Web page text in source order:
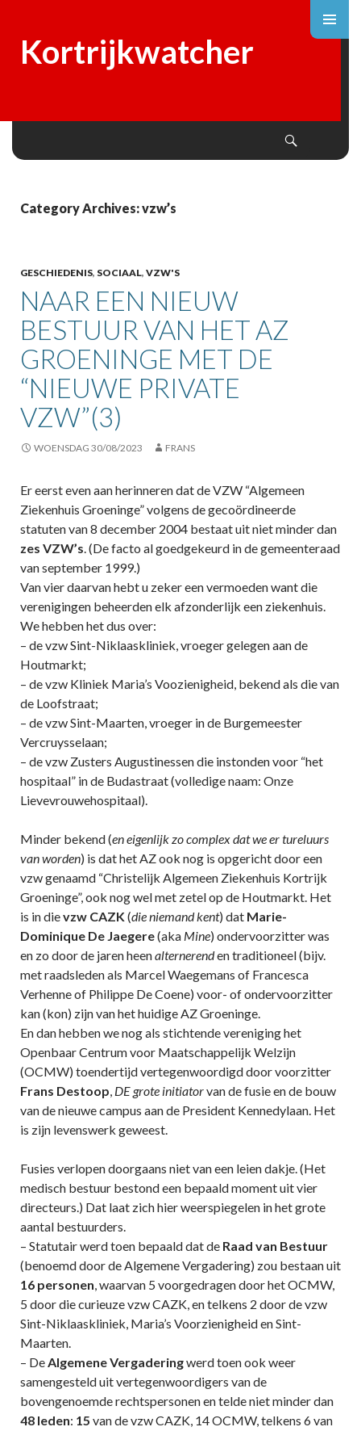
Kortrijkwatcher
Category Archives: vzw’s
GESCHIEDENIS, SOCIAAL, VZW'S
NAAR EEN NIEUW
BESTUUR VAN HET AZ
GROENINGE MET DE
“NIEUWE PRIVATE
VZW”(3)
WOENSDAG 30/08/2023 FRANS
Er eerst even aan herinneren dat de VZW “Algemeen
Ziekenhuis Groeninge” volgens de gecoördineerde
statuten van 8 december 2004 bestaat uit niet minder dan
zes VZW’s. (De facto al goedgekeurd in de gemeenteraad
van september 1999.)
Van vier daarvan hebt u zeker een vermoeden want die
verenigingen beheerden elk afzonderlijk een ziekenhuis.
We hebben het dus over:
– de vzw Sint-Niklaaskliniek, vroeger gelegen aan de
Houtmarkt;
– de vzw Kliniek Maria’s Voozienigheid, bekend als die van
de Loofstraat;
– de vzw Sint-Maarten, vroeger in de Burgemeester
Vercruysselaan;
– de vzw Zusters Augustinessen die instonden voor “het
hospitaal” in de Budastraat (volledige naam: Onze
Lievevrouwehospitaal).
Minder bekend (en eigenlijk zo complex dat we er tureluurs
van worden) is dat het AZ ook nog is opgericht door een
vzw genaamd “Christelijk Algemeen Ziekenhuis Kortrijk
Groeninge”, ook nog wel met zetel op de Houtmarkt. Het
is in dievzw CAZK (die niemand kent) dat Marie-
Dominique De Jaegere(aka Mine) ondervoorzitter was
en zo door de jaren heenalternerenden traditioneel (bijv.
met raadsleden als Marcel Waegemans of Francesca
Verhenne of Philippe De Coene) voor- of ondervoorzitter
kan (kon) zijn van het huidige AZ Groeninge.
En dan hebben we nog als stichtende vereniging het
Openbaar Centrum voor Maatschappelijk Welzijn
(OCMW) toendertijd vertegenwoordigd door voorzitter
Frans Destoop, DE grote initiatorvan de fusie en de bouw
van de nieuwe campus aan de President Kennedylaan. Het
is zijn levenswerk geweest.
Fusies verlopen doorgaans niet van een leien dakje. (Het
medisch bestuur bestond een bepaald moment uit vier
directeurs.) Dat laat zich hier weerspiegelen in het grote
aantal bestuurders.
– Statutair werd toen bepaald dat de Raad van Bestuur
(benoemd door de Algemene Vergadering) zou bestaan uit
16 personen, waarvan 5 voorgedragen door het OCMW,
5 door die curieuze vzw CAZK, en telkens 2 door de vzw
Sint-Niklaaskliniek, Maria’s Voorzienigheid en Sint-
Maarten.
– DeAlgemene Vergaderingwerd toen ook weer
samengesteld uit vertegenwoordigers van de
bovengenoemde rechtspersonen en telde niet minder dan
48 leden: 15 van de vzw CAZK, 14 OCMW, telkens 6 van